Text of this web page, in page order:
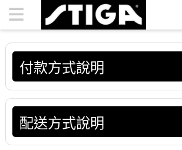
退換貨說明 | STIGA
付款方式說明
配送方式說明